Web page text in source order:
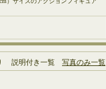
説明付き一覧 写真のみ一覧